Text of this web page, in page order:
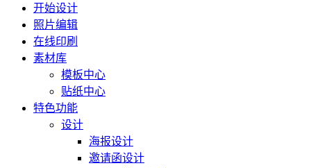
开始设计
照片编辑
在线印刷
素材库
模板中心
贴纸中心
特色功能
设计
海报设计
邀请函设计